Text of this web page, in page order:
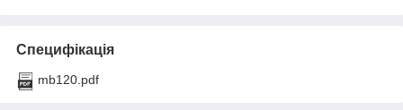
Специфікація
mb120.pdf